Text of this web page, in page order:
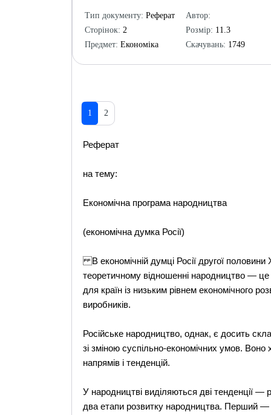
Тип документу: Реферат
Сторінок: 2
Предмет: Економіка
Автор:
Розмір: 11.3
Скачувань: 1749
1 2
Реферат
на тему:
Економічна програма народництва
(економічна думка Росії)
В економічній думці Росії другої
теоретичному відношенні народництво — це
для країн із низьким рівнем економічного
виробників.
Російське народництво, однак, є досить
зі зміною суспільно-економічних умов. Воно
напрямів і тенденцій.
У народництві виділяються дві тенденції —
два етапи розвитку народництва. Перший —